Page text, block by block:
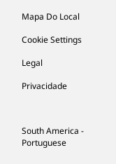
Mapa Do Local
Cookie Settings
Legal
Privacidade
South America -
Portuguese